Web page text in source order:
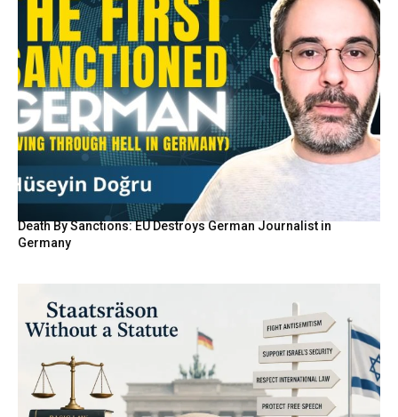
Death By Sanctions: EU Destroys German Journalist in
Germany